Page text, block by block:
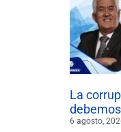
La
6 agosto,